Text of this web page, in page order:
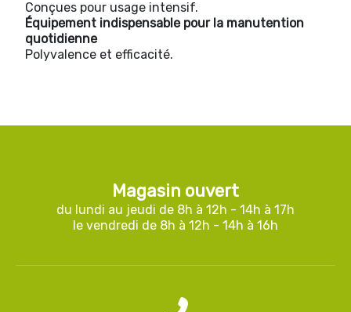
Conçues pour usage intensif.
Équipement indispensable pour la manutention
quotidienne
Polyvalence et efficacité.
Magasin ouvert
du lundi au jeudi de 8h à 12h - 14h à 17h
le vendredi de 8h à 12h - 14h à 16h